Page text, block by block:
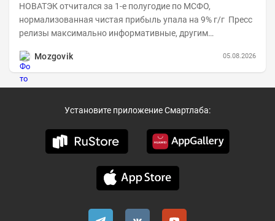
НОВАТЭК отчитался за 1-е полугодие по МСФО,
нормализованная чистая прибыль упала на 9% г/г Пресс
релизы максимально информативные, другим
Mozgovik
05.08.2026
Установите приложение Смартлаба: